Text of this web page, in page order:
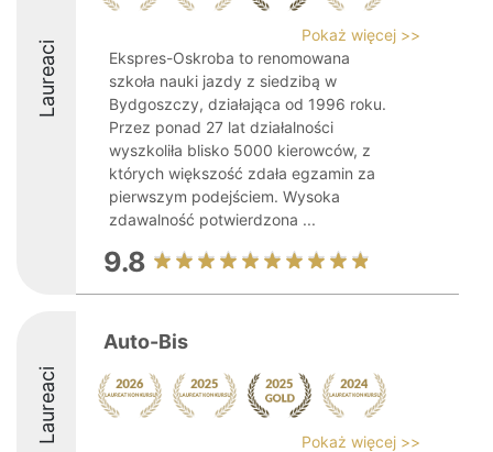
Laureaci
Pokaż więcej >>
Ekspres-Oskroba to renomowana
szkoła nauki jazdy z siedzibą w
Bydgoszczy, działająca od 1996 roku.
Przez ponad 27 lat działalności
wyszkoliła blisko 5000 kierowców, z
których większość zdała egzamin za
pierwszym podejściem. Wysoka
zdawalność potwierdzona ...
9.8
Laureaci
Auto-Bis
Pokaż więcej >>